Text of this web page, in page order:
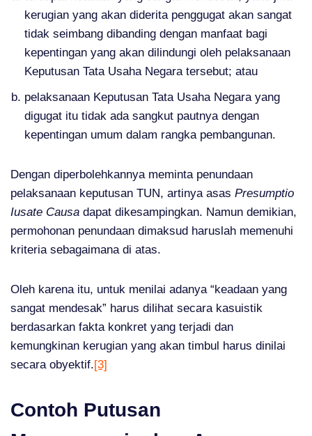
kerugian yang akan diderita penggugat akan sangat
tidak seimbang dibanding dengan manfaat bagi
kepentingan yang akan dilindungi oleh pelaksanaan
Keputusan Tata Usaha Negara tersebut; atau
pelaksanaan Keputusan Tata Usaha Negara yang
digugat itu tidak ada sangkut pautnya dengan
kepentingan umum dalam rangka pembangunan.
Dengan diperbolehkannya meminta penundaan
pelaksanaan keputusan TUN, artinya asas Presumptio
Iusate Causa dapat dikesampingkan. Namun demikian,
permohonan penundaan dimaksud haruslah memenuhi
kriteria sebagaimana di atas.
Oleh karena itu, untuk menilai adanya “keadaan yang
sangat mendesak” harus dilihat secara kasuistik
berdasarkan fakta konkret yang terjadi dan
kemungkinan kerugian yang akan timbul harus dinilai
secara obyektif.[3]
Contoh Putusan